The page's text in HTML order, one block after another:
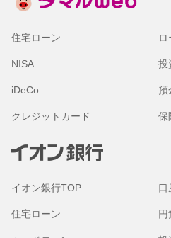
住宅ローン ロ
NISA 投
iDeCo 預
クレジットカード 保
イオン銀行TOP 口
住宅ローン 円